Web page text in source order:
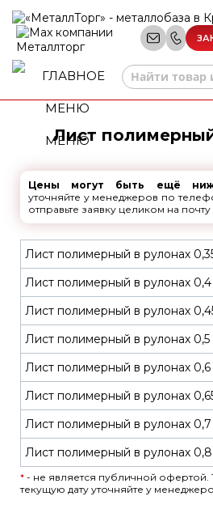
МЕНЮ
Лист
Цены могут быть ещё
уточняйте у менеджеров по
отправьте заявку целиком на почту
Лист полимерный в рулонах
Лист полимерный в рулонах 0,4
Лист полимерный в рулонах
Лист полимерный в рулонах 0,5
Лист полимерный в рулонах 0,6
Лист полимерный в рулонах
Лист полимерный в рулонах 0,7
Лист полимерный в рулонах 0,8
* - не является публичной офертой.
текущую дату уточняйте у